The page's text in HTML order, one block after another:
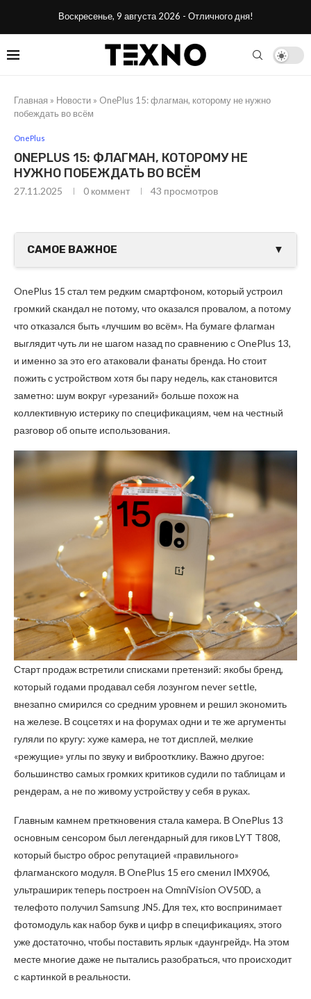
Воскресенье, 9 августа 2026 - Отличного дня!
Главная » Новости » OnePlus 15: флагман, которому не нужно
побеждать во всём
OnePlus
ONEPLUS 15: ФЛАГМАН, КОТОРОМУ НЕ
НУЖНО ПОБЕЖДАТЬ ВО ВСЁМ
27.11.2025 0 коммент 43 просмотров
САМОЕ ВАЖНОЕ ▼
OnePlus 15 стал тем редким смартфоном, который устроил
громкий скандал не потому, что оказался провалом, а потому
что отказался быть «лучшим во всём». На бумаге флагман
выглядит чуть ли не шагом назад по сравнению с OnePlus 13,
и именно за это его атаковали фанаты бренда. Но стоит
пожить с устройством хотя бы пару недель, как становится
заметно: шум вокруг «урезаний» больше похож на
коллективную истерику по спецификациям, чем на честный
разговор об опыте использования.
Старт продаж встретили списками претензий: якобы бренд,
который годами продавал себя лозунгом never settle,
внезапно смирился со средним уровнем и решил экономить
на железе. В соцсетях и на форумах одни и те же аргументы
гуляли по кругу: хуже камера, не тот дисплей, мелкие
«режущие» углы по звуку и виброотклику. Важно другое:
большинство самых громких критиков судили по таблицам и
рендерам, а не по живому устройству у себя в руках.
Главным камнем преткновения стала камера. В OnePlus 13
основным сенсором был легендарный для гиков LYT T808,
который быстро оброс репутацией «правильного»
флагманского модуля. В OnePlus 15 его сменил IMX906,
ультраширик теперь построен на OmniVision OV50D, а
телефото получил Samsung JN5. Для тех, кто воспринимает
фотомодуль как набор букв и цифр в спецификациях, этого
уже достаточно, чтобы поставить ярлык «даунгрейд». На этом
месте многие даже не пытались разобраться, что происходит
с картинкой в реальности.